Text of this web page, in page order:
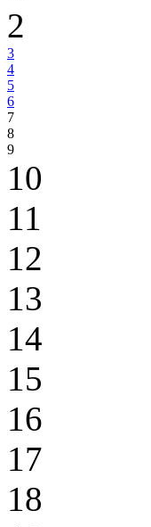
2
3
4
5
6
7
8
9
10
11
12
13
14
15
16
17
18